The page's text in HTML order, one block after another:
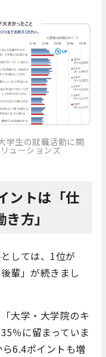
生の就職活動に関
ューションズ
ントは「仕
方」
しては、1位が
輩」が続きまし
大学・大学院のキ
％に留まっていま
6.4ポイントも増